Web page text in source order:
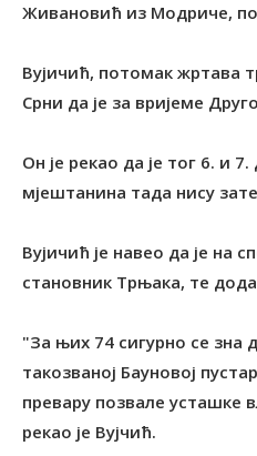
Живановић из Модриче,
Вујичић, потомак жртава
Срни да је за вријеме
Он је рекао да је тог 6. и
мјештанина тада нису
Вујичић је навео да је на
становник Tрњака, те
"За њих 74 сигурно се зна
такозваној Бауновој
превару позвале усташке
рекао је Вујчић.